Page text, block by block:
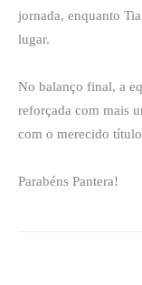
jornada, enquanto
lugar.
No balanço final, a
reforçada com mais
com o merecido
Parabéns Pantera!